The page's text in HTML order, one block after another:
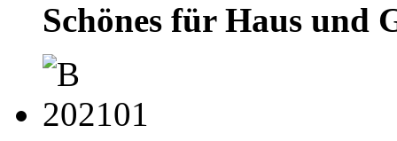
Schönes für Haus und